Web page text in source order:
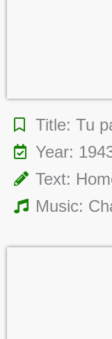
Title: Tu
Year:
Text:
Music: